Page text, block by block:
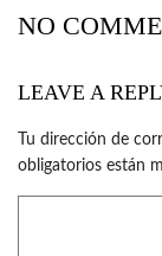
NO
LEAVE A
Tu dirección de
obligatorios están